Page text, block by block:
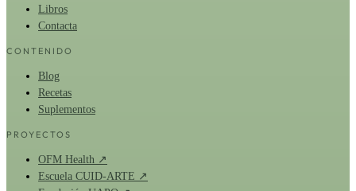
Libros
Contacta
CONTENIDO
Blog
Recetas
Suplementos
PROYECTOS
OFM Health ↗
Escuela CUID-ARTE ↗